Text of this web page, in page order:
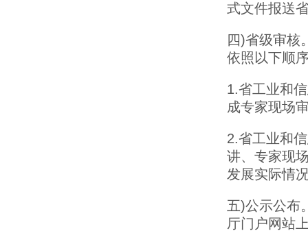
式文件报送
四)省级审核
依照以下顺
1.省工业和
成专家现场
2.省工业和
讲、专家现
发展实际情
五)公示公布
厅门户网站